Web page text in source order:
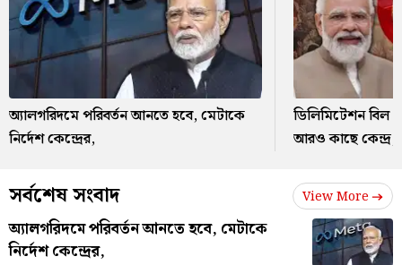
অ্যালগরিদমে পরিবর্তন আনতে হবে, মেটাকে
নির্দেশ কেন্দ্রের,
ডিলিমিটেশন বিল
আরও কাছে কেন্দ্র,
সর্বশেষ সংবাদ View More
অ্যালগরিদমে পরিবর্তন আনতে হবে, মেটাকে
নির্দেশ কেন্দ্রের,